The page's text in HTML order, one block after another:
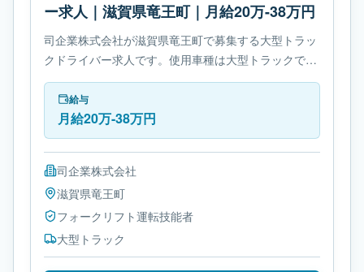
ー求人｜滋賀県竜王町｜月給20万-38万円
司企業株式会社が滋賀県竜王町で募集する大型トラッ
クドライバー求人です。使用車種は大型トラックで
す。必要免許はフォークリフト運転技能者です。
給与
月給20万-38万円
司企業株式会社
滋賀県竜王町
フォークリフト運転技能者
大型トラック